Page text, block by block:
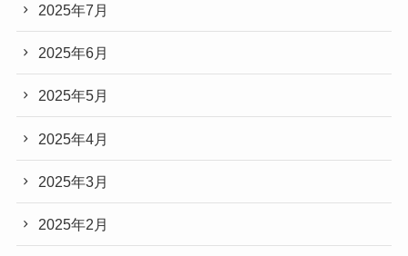
2025年7月
2025年6月
2025年5月
2025年4月
2025年3月
2025年2月